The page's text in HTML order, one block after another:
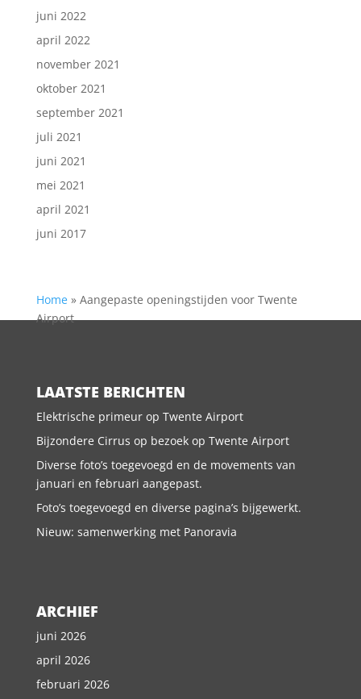
juni 2022
april 2022
november 2021
oktober 2021
september 2021
juli 2021
juni 2021
mei 2021
april 2021
juni 2017
Home» Aangepaste openingstijden voor Twente
Airport
LAATSTE BERICHTEN
Elektrische primeur op Twente Airport
Bijzondere Cirrus op bezoek op Twente Airport
Diverse foto’s toegevoegd en de movements van
januari en februari aangepast.
Foto’s toegevoegd en diverse pagina’s bijgewerkt.
Nieuw: samenwerking met Panoravia
ARCHIEF
juni 2026
april 2026
februari 2026